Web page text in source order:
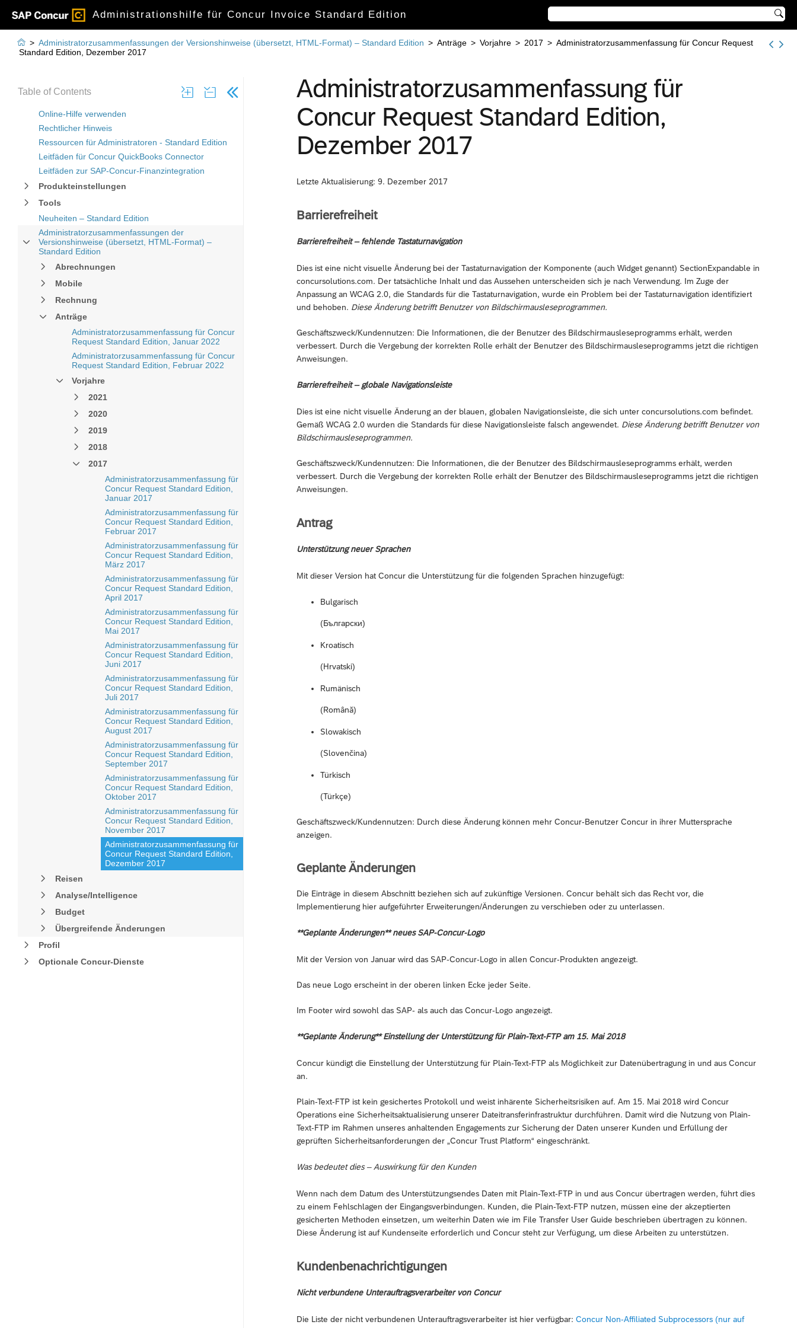
Administrationshilfe für Concur Invoice Standard Edition 
Table of Contents
Online-Hilfe verwenden
Rechtlicher Hinweis
Ressourcen für Administratoren - Standard Edition
Leitfäden für Concur QuickBooks Connector
Leitfäden zur SAP-Concur-Finanzintegration
Produkteinstellungen
Tools
Neuheiten – Standard Edition
Administratorzusammenfassungen der
Versionshinweise (übersetzt, HTML-Format) –
Standard Edition
Abrechnungen
Mobile
Rechnung
Anträge
Administratorzusammenfassung für Concur
Request Standard Edition, Januar 2022
Administratorzusammenfassung für Concur
Request Standard Edition, Februar 2022
Vorjahre
2021
2020
2019
2018
2017
Administratorzusammenfassung für
Concur Request Standard Edition,
Januar 2017
Administratorzusammenfassung für
Concur Request Standard Edition,
Februar 2017
Administratorzusammenfassung für
Concur Request Standard Edition,
März 2017
Administratorzusammenfassung für
Concur Request Standard Edition,
April 2017
Administratorzusammenfassung für
Concur Request Standard Edition,
Mai 2017
Administratorzusammenfassung für
Concur Request Standard Edition,
Juni 2017
Administratorzusammenfassung für
Concur Request Standard Edition,
Juli 2017
Administratorzusammenfassung für
Concur Request Standard Edition,
August 2017
Administratorzusammenfassung für
Concur Request Standard Edition,
September 2017
Administratorzusammenfassung für
Concur Request Standard Edition,
Oktober 2017
Administratorzusammenfassung für
Concur Request Standard Edition,
November 2017
Administratorzusammenfassung für
Concur Request Standard Edition,
Dezember 2017
Reisen
Analyse/Intelligence
Budget
Übergreifende Änderungen
Profil
Optionale Concur-Dienste
 > Administratorzusammenfassungen der Versionshinweise (übersetzt, HTML-Format) – Standard Edition > Anträge > Vorjahre > 2017 > Administratorzusammenfassung für Concur Request
Standard Edition, Dezember 2017
Administratorzusammenfassung für
Concur Request Standard Edition,
Dezember 2017
Letzte Aktualisierung: 9. Dezember 2017
Barrierefreiheit
Barrierefreiheit – fehlende Tastaturnavigation
Dies ist eine nicht visuelle Änderung bei der Tastaturnavigation der Komponente (auch Widget genannt) SectionExpandable in
concursolutions.com. Der tatsächliche Inhalt und das Aussehen unterscheiden sich je nach Verwendung. Im Zuge der
Anpassung an WCAG 2.0, die Standards für die Tastaturnavigation, wurde ein Problem bei der Tastaturnavigation identifiziert
und behoben. Diese Änderung betrifft Benutzer von Bildschirmausleseprogrammen.
Geschäftszweck/Kundennutzen: Die Informationen, die der Benutzer des Bildschirmausleseprogramms erhält, werden
verbessert. Durch die Vergebung der korrekten Rolle erhält der Benutzer des Bildschirmausleseprogramms jetzt die richtigen
Anweisungen.
Barrierefreiheit – globale Navigationsleiste
Dies ist eine nicht visuelle Änderung an der blauen, globalen Navigationsleiste, die sich unter concursolutions.com befindet.
Gemäß WCAG 2.0 wurden die Standards für diese Navigationsleiste falsch angewendet. Diese Änderung betrifft Benutzer von
Bildschirmausleseprogrammen.
Geschäftszweck/Kundennutzen: Die Informationen, die der Benutzer des Bildschirmausleseprogramms erhält, werden
verbessert. Durch die Vergebung der korrekten Rolle erhält der Benutzer des Bildschirmausleseprogramms jetzt die richtigen
Anweisungen.
Antrag
Unterstützung neuer Sprachen
Mit dieser Version hat Concur die Unterstützung für die folgenden Sprachen hinzugefügt:
Bulgarisch
(Български)
Kroatisch
(Hrvatski)
Rumänisch
(Română)
Slowakisch
(Slovenčina)
Türkisch
(Türkçe)
Geschäftszweck/Kundennutzen: Durch diese Änderung können mehr Concur-Benutzer Concur in ihrer Muttersprache
anzeigen.
Geplante Änderungen
Die Einträge in diesem Abschnitt beziehen sich auf zukünftige Versionen. Concur behält sich das Recht vor, die
Implementierung hier aufgeführter Erweiterungen/Änderungen zu verschieben oder zu unterlassen.
**Geplante Änderungen** neues SAP-Concur-Logo
Mit der Version von Januar wird das SAP-Concur-Logo in allen Concur-Produkten angezeigt.
Das neue Logo erscheint in der oberen linken Ecke jeder Seite.
Im Footer wird sowohl das SAP- als auch das Concur-Logo angezeigt.
**Geplante Änderung** Einstellung der Unterstützung für Plain-Text-FTP am 15. Mai 2018
Concur kündigt die Einstellung der Unterstützung für Plain-Text-FTP als Möglichkeit zur Datenübertragung in und aus Concur
an.
Plain-Text-FTP ist kein gesichertes Protokoll und weist inhärente Sicherheitsrisiken auf. Am 15. Mai 2018 wird Concur
Operations eine Sicherheitsaktualisierung unserer Dateitransferinfrastruktur durchführen. Damit wird die Nutzung von Plain-
Text-FTP im Rahmen unseres anhaltenden Engagements zur Sicherung der Daten unserer Kunden und Erfüllung der
geprüften Sicherheitsanforderungen der „Concur Trust Platform“ eingeschränkt.
Was bedeutet dies – Auswirkung für den Kunden
Wenn nach dem Datum des Unterstützungsendes Daten mit Plain-Text-FTP in und aus Concur übertragen werden, führt dies
zu einem Fehlschlagen der Eingangsverbindungen. Kunden, die Plain-Text-FTP nutzen, müssen eine der akzeptierten
gesicherten Methoden einsetzen, um weiterhin Daten wie im File Transfer User Guide beschrieben übertragen zu können.
Diese Änderung ist auf Kundenseite erforderlich und Concur steht zur Verfügung, um diese Arbeiten zu unterstützen.
Kundenbenachrichtigungen
Nicht verbundene Unterauftragsverarbeiter von Concur
Die Liste der nicht verbundenen Unterauftragsverarbeiter ist hier verfügbar: Concur Non-Affiliated Subprocessors (nur auf